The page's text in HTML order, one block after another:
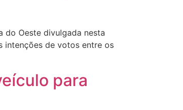
do Oeste divulgada nesta
intenções de votos entre os
para